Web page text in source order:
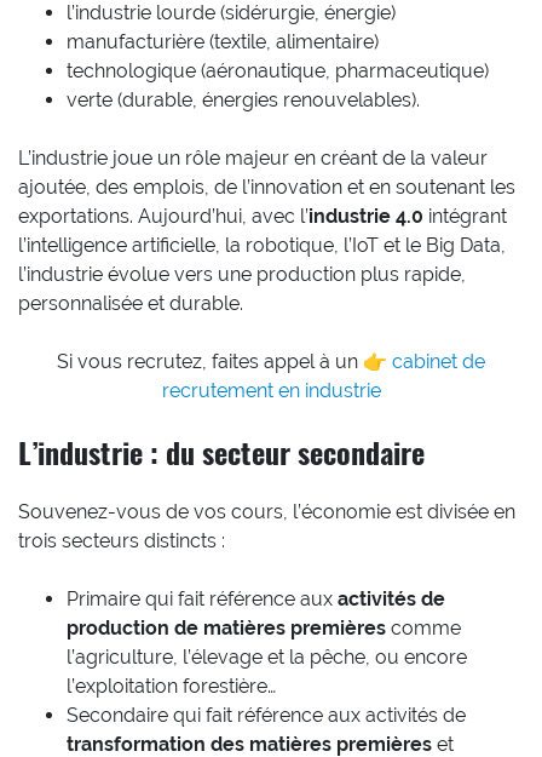
l’industrie lourde (sidérurgie, énergie)
manufacturière (textile, alimentaire)
technologique (aéronautique, pharmaceutique)
verte (durable, énergies renouvelables).
L’industrie joue un rôle majeur en créant de la valeur
ajoutée, des emplois, de l’innovation et en soutenant les
exportations. Aujourd’hui, avec l’industrie 4.0 intégrant
l’intelligence artificielle, la robotique, l’IoT et le Big Data,
l’industrie évolue vers une production plus rapide,
personnalisée et durable.
Si vous recrutez, faites appel à un 👉 cabinet de
recrutement en industrie
L’industrie : du secteur secondaire
Souvenez-vous de vos cours, l’économie est divisée en
trois secteurs distincts :
Primaire qui fait référence aux activités de
production de matières premières comme
l’agriculture, l’élevage et la pêche, ou encore
l’exploitation forestière…
Secondaire qui fait référence aux activités de
transformation des matières premières et